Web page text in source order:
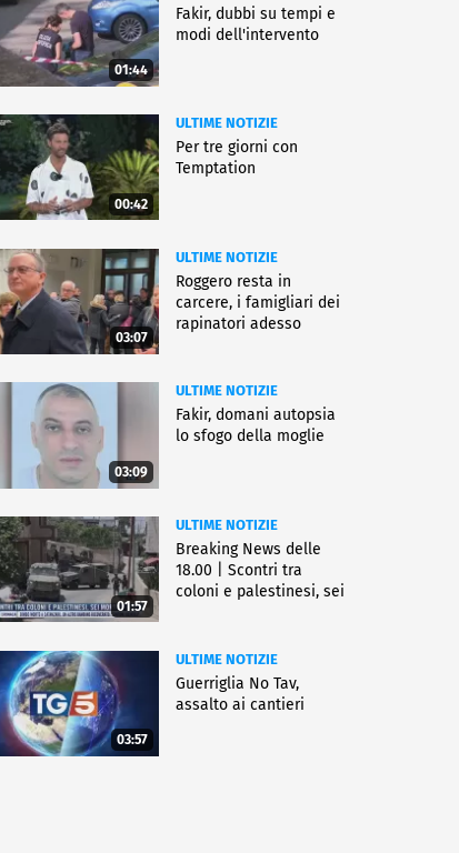
01:44
Fakir, dubbi su tempi e
modi dell'intervento
00:42
ULTIME NOTIZIE
Per tre giorni con
Temptation
03:07
ULTIME NOTIZIE
Roggero resta in
carcere, i famigliari dei
rapinatori adesso
03:09
ULTIME NOTIZIE
Fakir, domani autopsia
lo sfogo della moglie
01:57
ULTIME NOTIZIE
Breaking News delle
18.00 | Scontri tra
coloni e palestinesi, sei
03:57
ULTIME NOTIZIE
Guerriglia No Tav,
assalto ai cantieri